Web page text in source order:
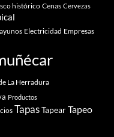
histórico Cenas Cervezas
Electricidad Empresas
La Herradura
Productos
TapasTapearTapeo